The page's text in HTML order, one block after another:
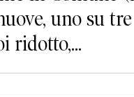
uno su
ridotto,...